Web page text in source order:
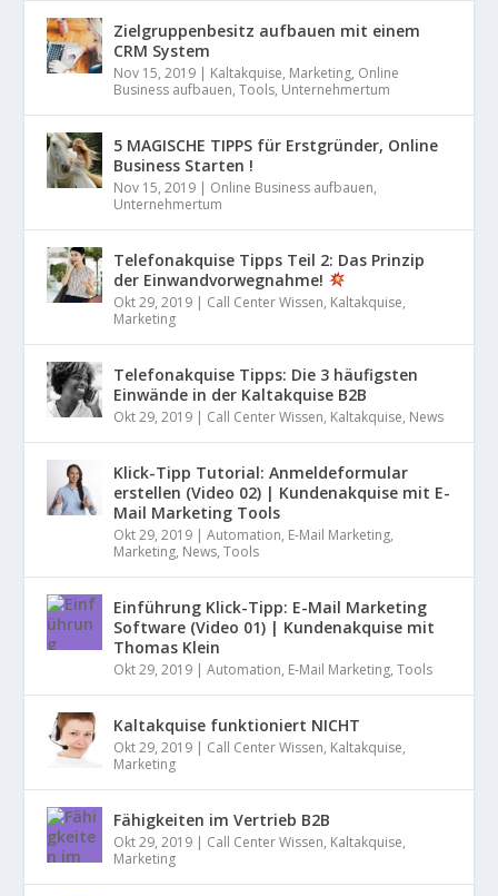
Zielgruppenbesitz aufbauen mit einem
CRM System
Nov 15, 2019 | Kaltakquise, Marketing, Online
Business aufbauen,Tools, Unternehmertum
5 MAGISCHE TIPPS für Erstgründer, Online
Business Starten !
Nov 15, 2019 | Online Business aufbauen,
Unternehmertum
Telefonakquise Tipps Teil 2: Das Prinzip
der Einwandvorwegnahme!
Okt 29, 2019 | Call Center Wissen, Kaltakquise,
Marketing
Telefonakquise Tipps: Die 3 häufigsten
Einwände in der Kaltakquise B2B
Okt 29, 2019 | Call Center Wissen, Kaltakquise, News
Klick-Tipp Tutorial: Anmeldeformular
erstellen (Video 02) | Kundenakquise mit E-
Mail Marketing Tools
Okt 29, 2019 |Automation, E-Mail Marketing,
Marketing, News,Tools
Einführung Klick-Tipp: E-Mail Marketing
Software (Video 01) | Kundenakquise mit
Thomas Klein
Okt 29, 2019 |Automation, E-Mail Marketing,Tools
Kaltakquise funktioniert NICHT
Okt 29, 2019 | Call Center Wissen, Kaltakquise,
Marketing
Fähigkeiten im Vertrieb B2B
Okt 29, 2019 | Call Center Wissen, Kaltakquise,
Marketing